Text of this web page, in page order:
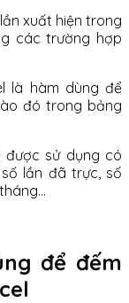
xuất hiện trong
các trường hợp
là hàm dùng để
đó trong bảng
được sử dụng có
lần đã trực, số
để đếm